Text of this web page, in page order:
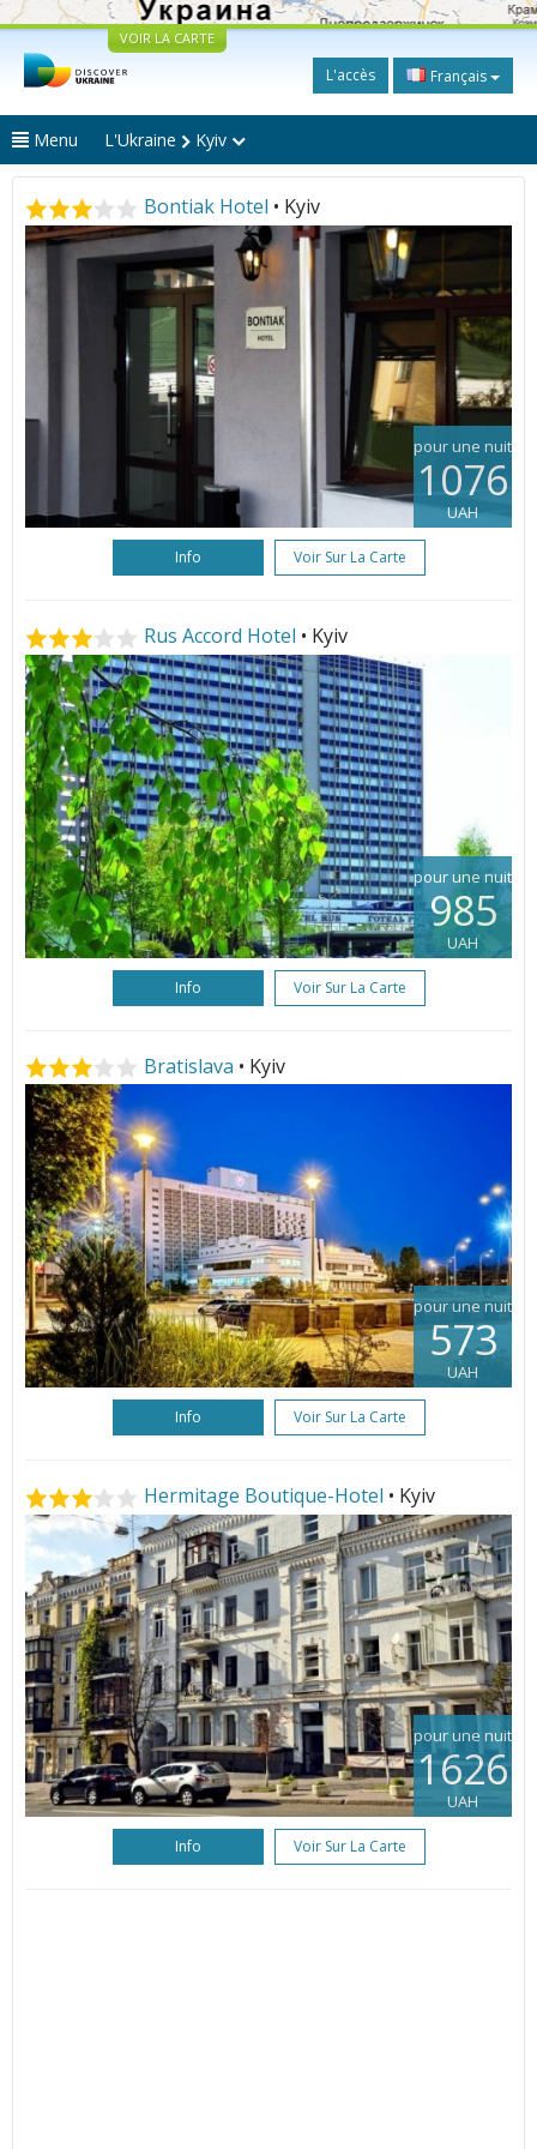
VOIR LA CARTE
L'accès Français
Menu L'Ukraine Kyiv
Bontiak Hotel • Kyiv
pour une nuit
1076
UAH
Info Voir Sur La Carte
Rus Accord Hotel • Kyiv
pour une nuit
985
UAH
Info Voir Sur La Carte
Bratislava • Kyiv
pour une nuit
573
UAH
Info Voir Sur La Carte
Hermitage Boutique-Hotel • Kyiv
pour une nuit
1626
UAH
Info Voir Sur La Carte